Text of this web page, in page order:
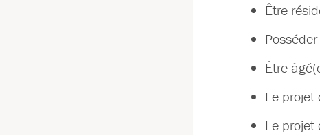
Être
Être
Le projet
Le projet